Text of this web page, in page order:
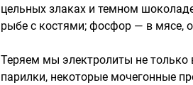
цельных злаках и темном
рыбе с костями; фосфор — в мясе,
Теряем мы электролиты не
парилки, некоторые мочегонные